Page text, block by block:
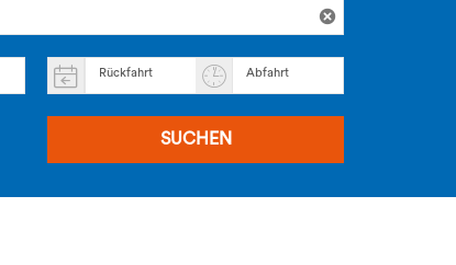
Rückfahrt Abfahrt
SUCHEN